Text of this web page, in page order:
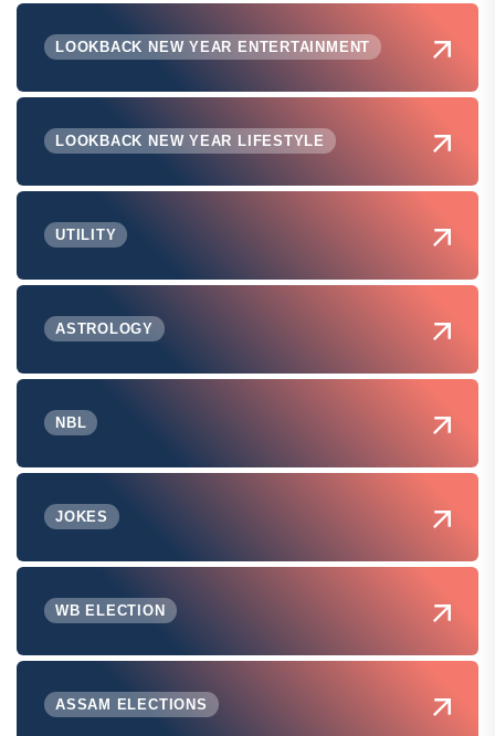
LOOKBACK NEW YEAR ENTERTAINMENT
LOOKBACK NEW YEAR LIFESTYLE
UTILITY
ASTROLOGY
NBL
JOKES
WB ELECTION
ASSAM ELECTIONS